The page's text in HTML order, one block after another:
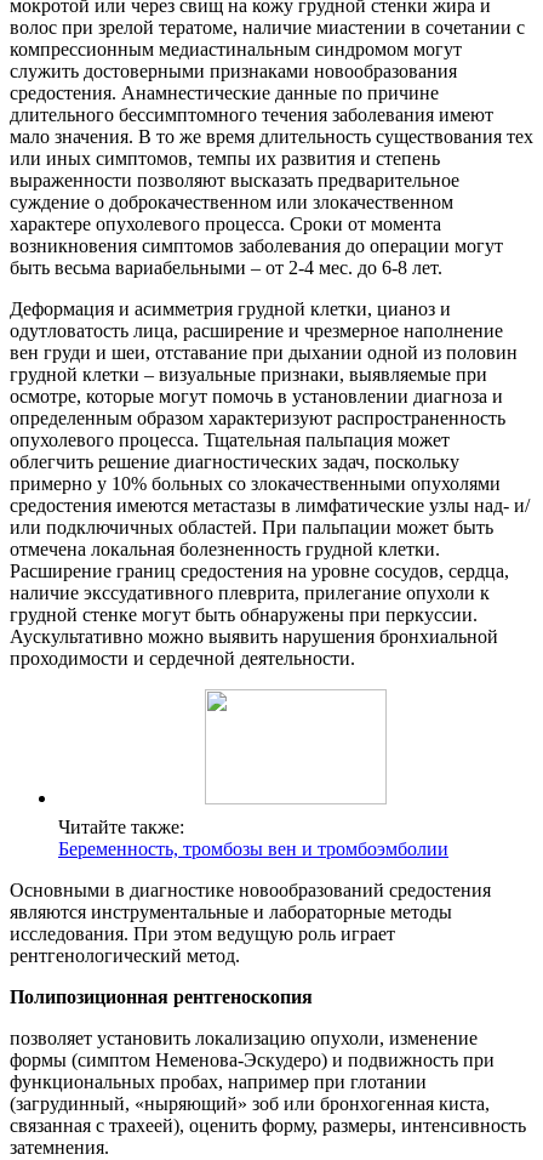
мокротой или через свищ на кожу грудной стенки жира и
волос при зрелой тератоме, наличие миастении в сочетании с
компрессионным медиастинальным синдромом могут
служить достоверными признаками новообразования
средостения. Анамнестические данные по причине
длительного бессимптомного течения заболевания имеют
мало значения. В то же время длительность существования тех
или иных симптомов, темпы их развития и степень
выраженности позволяют высказать предварительное
суждение о доброкачественном или злокачественном
характере опухолевого процесса. Сроки от момента
возникновения симптомов заболевания до операции могут
быть весьма вариабельными – от 2-4 мес. до 6-8 лет.
Деформация и асимметрия грудной клетки, цианоз и
одутловатость лица, расширение и чрезмерное наполнение
вен груди и шеи, отставание при дыхании одной из половин
грудной клетки – визуальные признаки, выявляемые при
осмотре, которые могут помочь в установлении диагноза и
определенным образом характеризуют распространенность
опухолевого процесса. Тщательная пальпация может
облегчить решение диагностических задач, поскольку
примерно у 10% больных со злокачественными опухолями
средостения имеются метастазы в лимфатические узлы над- и/
или подключичных областей. При пальпации может быть
отмечена локальная болезненность грудной клетки.
Расширение границ средостения на уровне сосудов, сердца,
наличие экссудативного плеврита, прилегание опухоли к
грудной стенке могут быть обнаружены при перкуссии.
Аускультативно можно выявить нарушения бронхиальной
проходимости и сердечной деятельности.
Читайте также:
Беременность, тромбозы вен и тромбоэмболии
Основными в диагностике новообразований средостения
являются инструментальные и лабораторные методы
исследования. При этом ведущую роль играет
рентгенологический метод.
Полипозиционная рентгеноскопия
позволяет установить локализацию опухоли, изменение
формы (симптом Неменова-Эскудеро) и подвижность при
функциональных пробах, например при глотании
(загрудинный, «ныряющий» зоб или бронхогенная киста,
связанная с трахеей), оценить форму, размеры, интенсивность
затемнения.